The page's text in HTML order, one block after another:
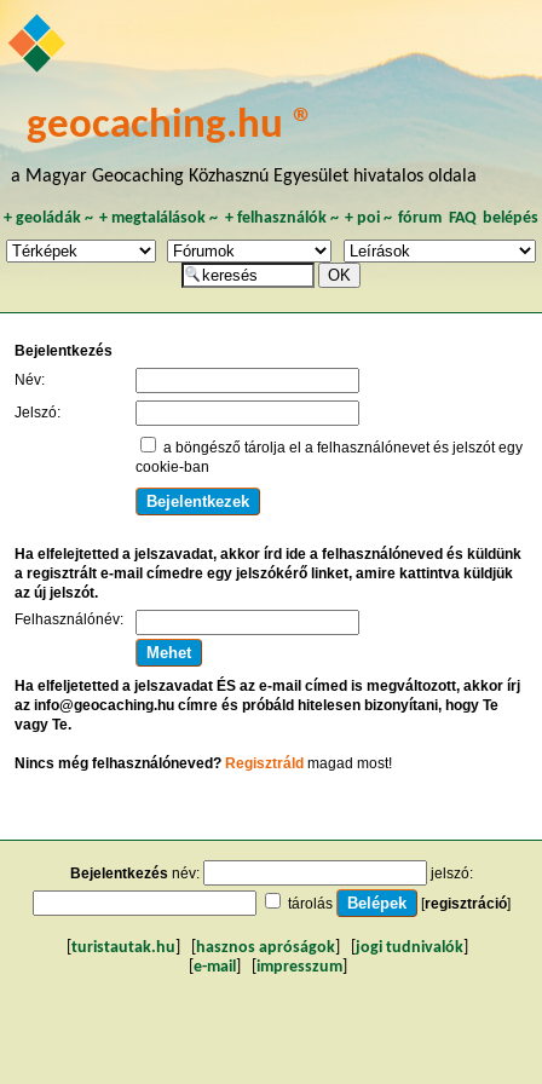
geocaching.hu ®
a Magyar Geocaching Közhasznú Egyesület hivatalos oldala
+ geoládák~ +megtalálások ~ + felhasználók~ + poi~ fórum FAQ belépés
Bejelentkezés
Név:
Jelszó:
a böngésző tárolja el a felhasználónevet és jelszót egy
cookie-ban
Ha elfelejtetted a jelszavadat, akkor írd ide a felhasználóneved és küldünk
a regisztrált e-mail címedre egy jelszókérő linket, amire kattintva küldjük
az új jelszót.
Felhasználónév:
Ha elfeljetetted a jelszavadat ÉS az e-mail címed is megváltozott, akkor írj
az info@geocaching.hu címre és próbáld hitelesen bizonyítani, hogy Te
vagy Te.
Nincs még felhasználóneved? Regisztráldmagad most!
Bejelentkezés név:
jelszó:
tárolás
[regisztráció]
turistautak.hu hasznos apróságok jogi tudnivalók
e-mail impresszum]